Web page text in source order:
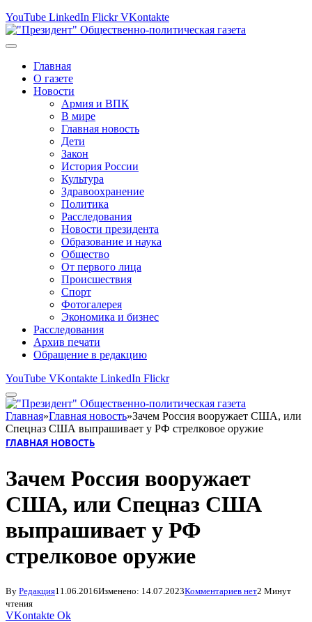
YouTube LinkedIn Flickr VKontakte
Главная
О газете
Новости
Армия и ВПК
В мире
Главная новость
Дети
Закон
История России
Культура
Здравоохранение
Политика
Расследования
Новости президента
Образование и наука
Общество
От первого лица
Происшествия
Спорт
Фотогалерея
Экономика и бизнес
Расследования
Архив печати
Обращение в редакцию
YouTube VKontakte LinkedIn Flickr
Главная»Главная новость»Зачем Россия вооружает США, или
Спецназ США выпрашивает у РФ стрелковое оружие
ГЛАВНАЯ НОВОСТЬ
Зачем Россия вооружает
США, или Спецназ США
выпрашивает у РФ
стрелковое оружие
By Редакция11.06.2016Изменено: 14.07.2023Комментариев нет2 Минут
чтения
VKontakte Ok